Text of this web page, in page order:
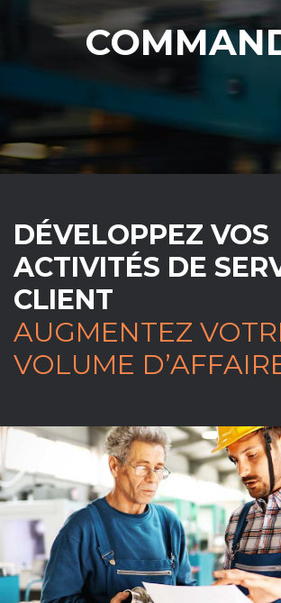
DÉVELOPPEZ VOS
ACTIVITÉS DE
CLIENT
AUGMENTEZ
VOLUME